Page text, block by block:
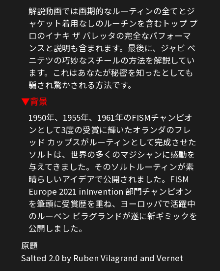
解説動画では画期的なルーティンの全てとジ
ャケット着用なしのルーチンを含むトップ プ
ロのイナキ ザ バレッタの完全なパフォーマ
ンスと説明も含まれます。最後に、ジャビ ベ
ニテツの巧妙なスチールの方法を解説してい
ます。これはあなたが秘密を知ったとしても
騙され驚かされる方法です。
▼背景
1950年、1955年、1961年のFISMチャンピオ
ンとして3度の受賞に輝いたオランダのフレ
ッド カップスがルーティンとして完成させた
ソルトは、世界の多くのマジシャンに感動を
与えてきました。そのソルトルーティンが素
晴らしいアイデアで公開されました。FISM
Europe 2021 inInvention 部門チャンピオン
を筆頭に受賞歴を重ね、ヨーロッパで活躍中
のルーベン ビラグランドが遂に新ギミックを
公開しました。
原題
Salted 2.0 by Ruben Vilagrand and Vernet